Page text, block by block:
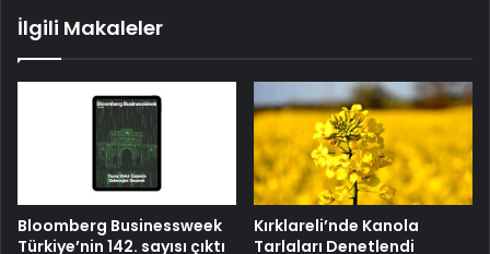
İlgili Makaleler
Bloomberg Businessweek
Türkiye’nin 142. sayısı çıktı
Kırklareli’nde Kanola
Tarlaları Denetlendi